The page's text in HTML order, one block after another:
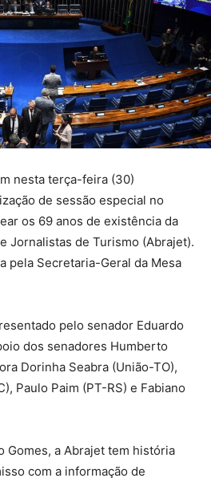
nesta terça-feira (30)
de sessão especial no
os 69 anos de existência da
Jornalistas de Turismo (Abrajet).
pela Secretaria-Geral da Mesa
pelo senador Eduardo
dos senadores Humberto
Dorinha Seabra (União-TO),
Paulo Paim (PT-RS) e Fabiano
Gomes, a Abrajet tem história
com a informação de